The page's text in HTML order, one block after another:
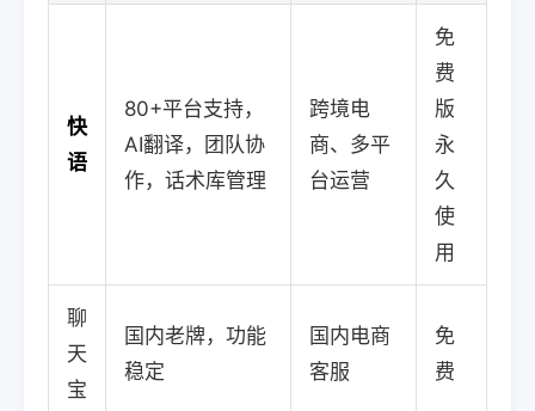
快
语
80+平台支持，
AI翻译，团队协
作，话术库管理
跨境电
商、多平
台运营
免
费
版
永
久
使
用
聊
天
宝
国内老牌，功能
稳定
国内电商
客服
免
费